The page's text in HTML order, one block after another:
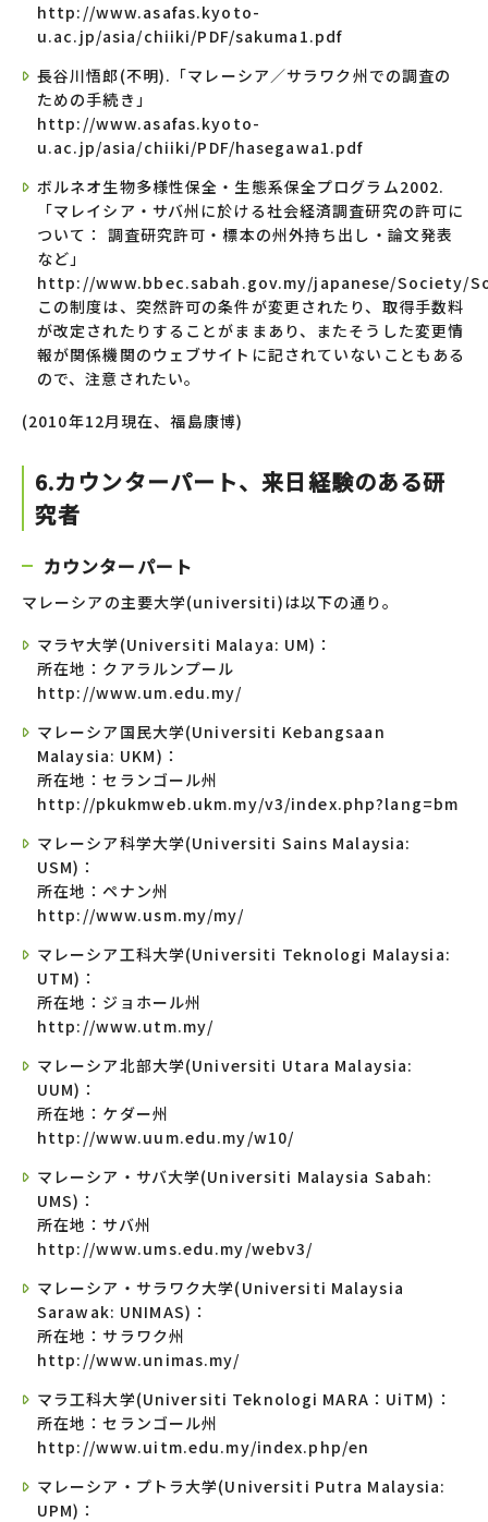
http://www.asafas.kyoto-
u.ac.jp/asia/chiiki/PDF/sakuma1.pdf
長谷川悟郎(不明).「マレーシア／サラワク州での調査の
ための手続き」
http://www.asafas.kyoto-
u.ac.jp/asia/chiiki/PDF/hasegawa1.pdf
ボルネオ生物多様性保全・生態系保全プログラム2002.
「マレイシア・サバ州に於ける社会経済調査研究の許可に
ついて： 調査研究許可・標本の州外持ち出し・論文発表
など」
http://www.bbec.sabah.gov.my/japanese/Society/
この制度は、突然許可の条件が変更されたり、取得手数料
が改定されたりすることがままあり、またそうした変更情
報が関係機関のウェブサイトに記されていないこともある
ので、注意されたい。
(2010年12月現在、福島康博)
6.カウンターパート、来日経験のある研
究者
カウンターパート
マレーシアの主要大学(universiti)は以下の通り。
マラヤ大学(Universiti Malaya: UM)：
所在地：クアラルンプール
http://www.um.edu.my/
マレーシア国民大学(Universiti Kebangsaan
Malaysia: UKM)：
所在地：セランゴール州
http://pkukmweb.ukm.my/v3/index.php?lang=bm
マレーシア科学大学(Universiti Sains Malaysia:
USM)：
所在地：ペナン州
http://www.usm.my/my/
マレーシア工科大学(Universiti Teknologi Malaysia:
UTM)：
所在地：ジョホール州
http://www.utm.my/
マレーシア北部大学(Universiti Utara Malaysia:
UUM)：
所在地：ケダー州
http://www.uum.edu.my/w10/
マレーシア・サバ大学(Universiti Malaysia Sabah:
UMS)：
所在地：サバ州
http://www.ums.edu.my/webv3/
マレーシア・サラワク大学(Universiti Malaysia
Sarawak: UNIMAS)：
所在地：サラワク州
http://www.unimas.my/
マラ工科大学(Universiti Teknologi MARA：UiTM)：
所在地：セランゴール州
http://www.uitm.edu.my/index.php/en
マレーシア・プトラ大学(Universiti Putra Malaysia:
UPM)：